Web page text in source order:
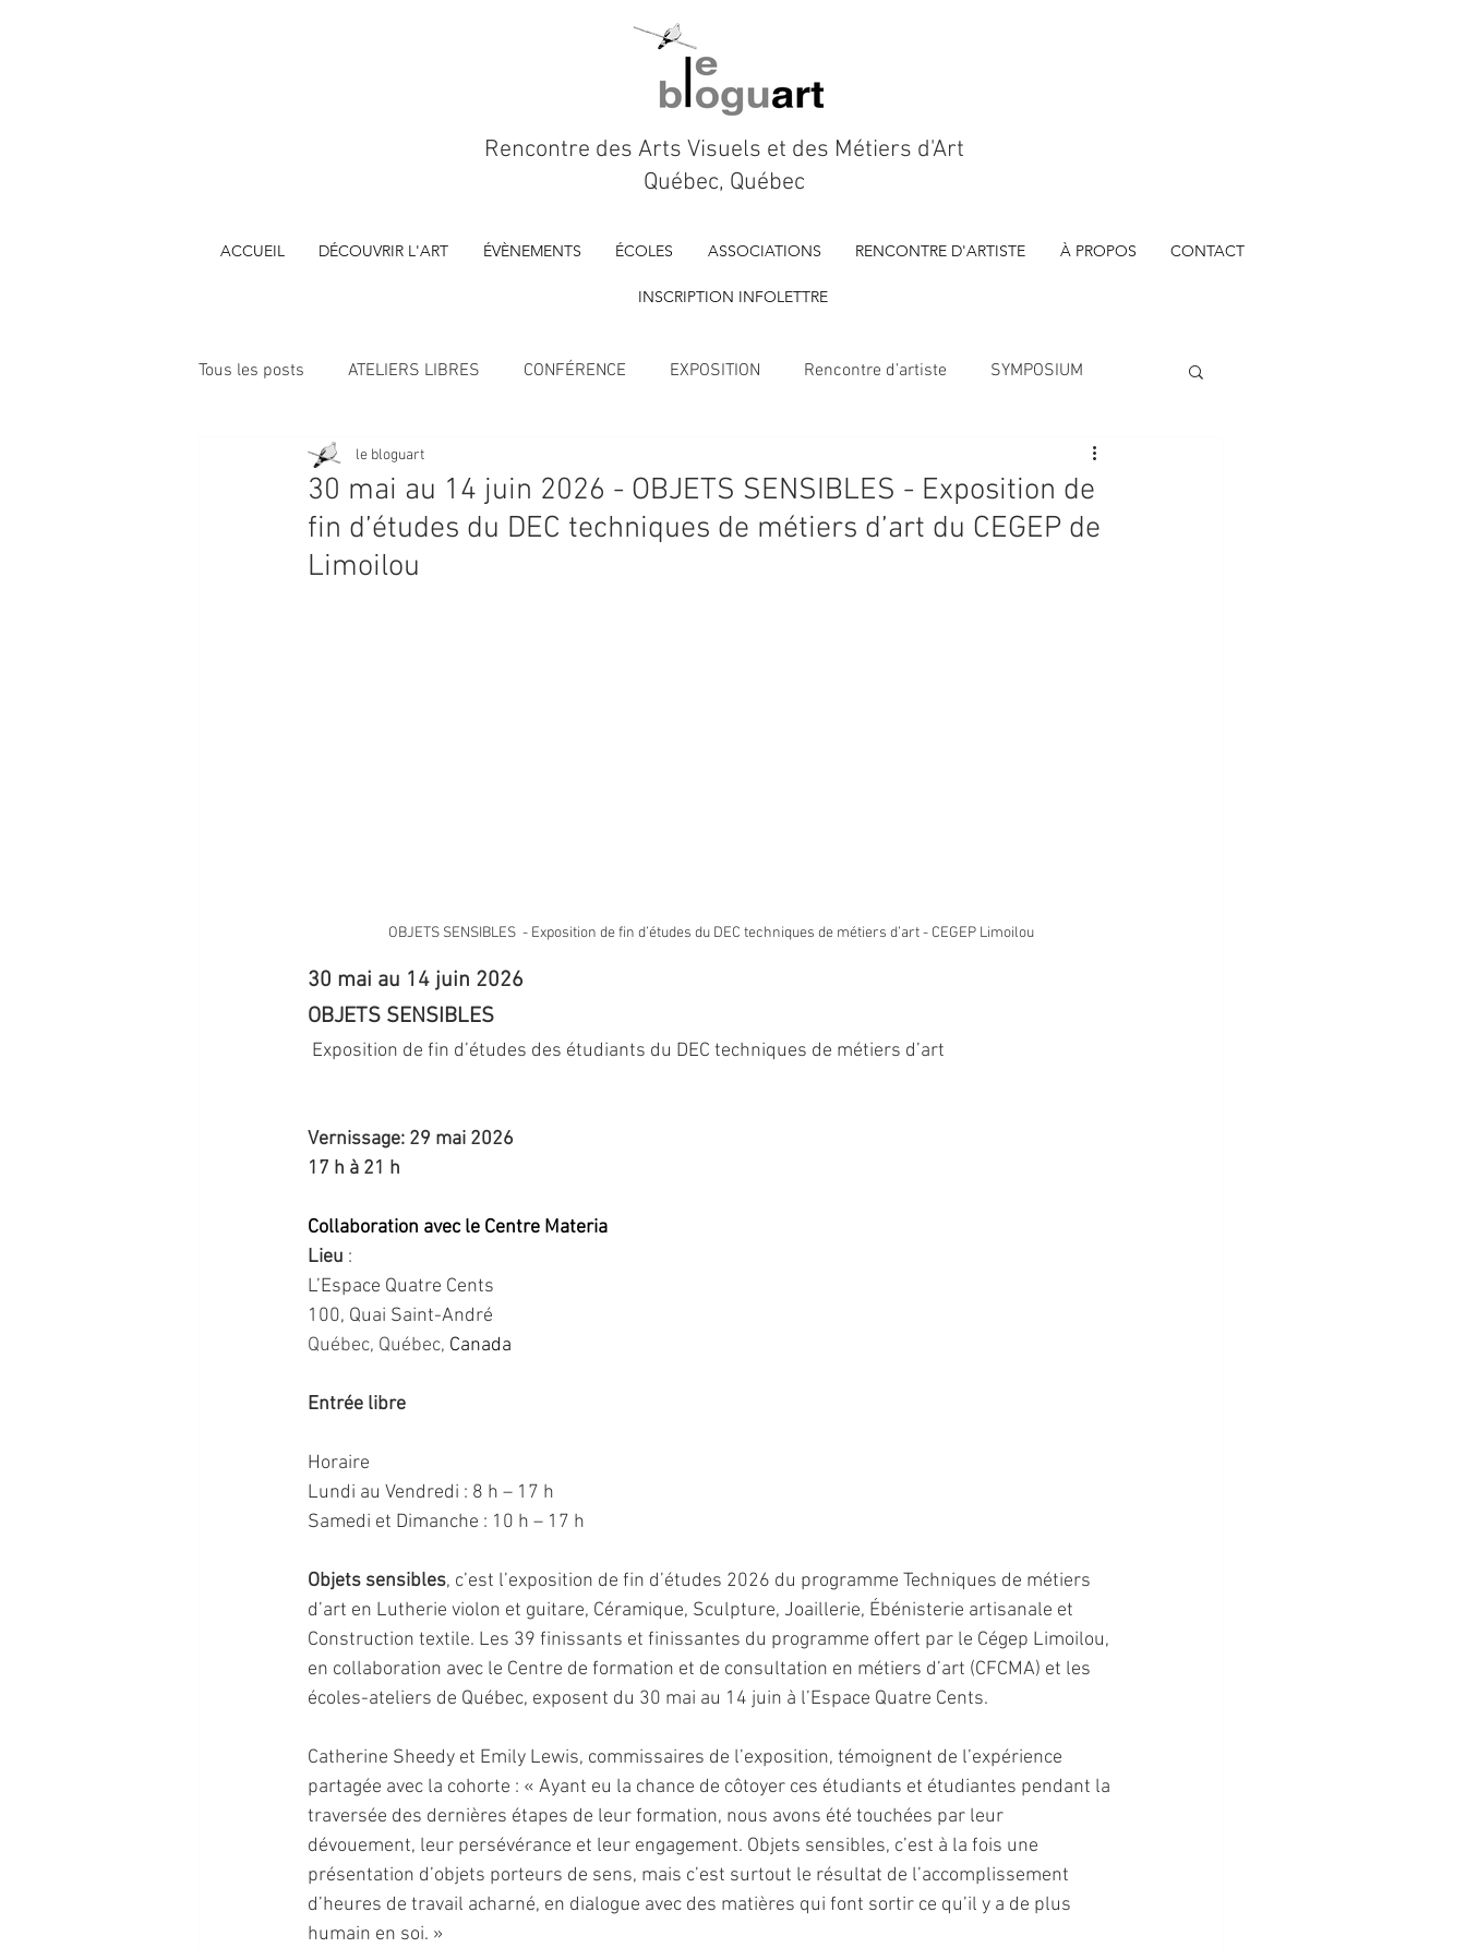
Rencontre des Arts Visuels et des Métiers d'Art
Québec, Québec
ACCUEIL DÉCOUVRIR L'ART ÉVÈNEMENTS ÉCOLES ASSOCIATIONS RENCONTRE D'ARTISTE À PROPOS CONTACT
INSCRIPTION INFOLETTRE
Tous les posts ATELIERS LIBRES CONFÉRENCE EXPOSITION Rencontre d’artiste SYMPOSIUM
ÉVÈNEMENTS FORMATIONS
30 mai au 14 juin 2026 - OBJETS SENSIBLES - Exposition de
fin d’études du DEC techniques de métiers d’art du CEGEP de
Limoilou
le bloguart
OBJETS SENSIBLES  - Exposition de fin d’études du DEC techniques de métiers d’art - CEGEP Limoilou
30 mai au 14 juin 2026
OBJETS SENSIBLES
Exposition de fin d’études des étudiants du DEC techniques de métiers d’art
Vernissage: 29 mai 2026
17 h à 21 h
Collaboration avec le Centre Materia
Lieu :
L’Espace Quatre Cents
100, Quai Saint-André
Québec, Québec, Canada
Entrée libre
Horaire
Lundi au Vendredi : 8 h – 17 h
Samedi et Dimanche : 10 h – 17 h
Objets sensibles, c’est l’exposition de fin d’études 2026 du programme Techniques de métiers
d’art en Lutherie violon et guitare, Céramique, Sculpture, Joaillerie, Ébénisterie artisanale et
Construction textile. Les 39 finissants et finissantes du programme offert par le Cégep Limoilou,
en collaboration avec le Centre de formation et de consultation en métiers d’art (CFCMA) et les
écoles-ateliers de Québec, exposent du 30 mai au 14 juin à l’Espace Quatre Cents.
Catherine Sheedy et Emily Lewis, commissaires de l’exposition, témoignent de l’expérience
partagée avec la cohorte : « Ayant eu la chance de côtoyer ces étudiants et étudiantes pendant la
traversée des dernières étapes de leur formation, nous avons été touchées par leur
dévouement, leur persévérance et leur engagement. Objets sensibles, c’est à la fois une
présentation d’objets porteurs de sens, mais c’est surtout le résultat de l’accomplissement
d’heures de travail acharné, en dialogue avec des matières qui font sortir ce qu’il y a de plus
humain en soi. »